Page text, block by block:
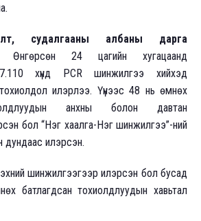
судалгааны албаны дарга
Өнгөрсөн 24 цагийн хугацаанд
хүнд PCR шинжилгээ хийхэд
илэрлээ. Үүнээс 48 нь өмнөх
анхны болон давтан
бол “Нэг хаалга-Нэг шинжилгээ”-ний
дундаас илэрсэн.
эхний шинжилгээгээр илэрсэн бол бусад
батлагдсан тохиолдлуудын хавьтал